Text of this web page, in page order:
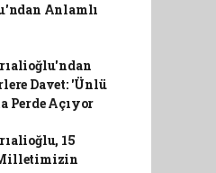
Anlamlı
Davet: 'Ünlü
Perde Açıyor
15